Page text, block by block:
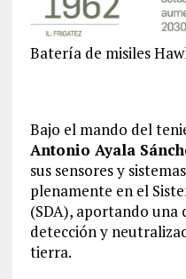
Batería de misiles
Bajo el mando del
Antonio Ayala
sus sensores y
plenamente en el
(SDA), aportando una
detección y
tierra.